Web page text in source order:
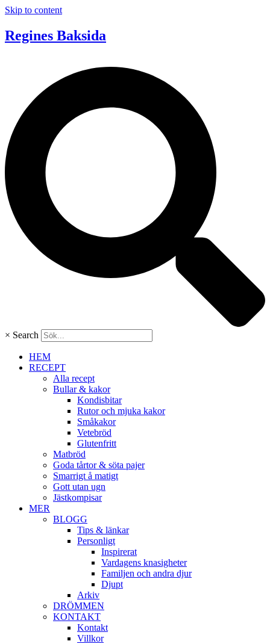
Skip to content
Regines Baksida
× Search
HEM
RECEPT
Alla recept
Bullar & kakor
Kondisbitar
Rutor och mjuka kakor
Småkakor
Vetebröd
Glutenfritt
Matbröd
Goda tårtor & söta pajer
Smarrigt å matigt
Gott utan ugn
Jästkompisar
MER
BLOGG
Tips & länkar
Personligt
Inspirerat
Vardagens knasigheter
Familjen och andra djur
Djupt
Arkiv
DRÖMMEN
KONTAKT
Kontakt
Villkor